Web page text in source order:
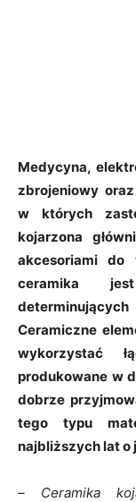
Medycyna,
zbrojeniowy
w których
kojarzona
akcesoriami do
ceramika
Ceramiczne
wykorzystać
produkowane w
dobrze
tego typu
najbliższych lat o
– Ceramika